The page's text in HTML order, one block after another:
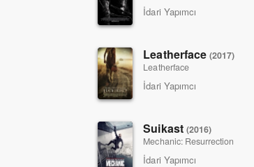
İdari Yapımcı
Leatherface (2017)
Leatherface
İdari Yapımcı
Suikast (2016)
Mechanic: Resurrection
İdari Yapımcı